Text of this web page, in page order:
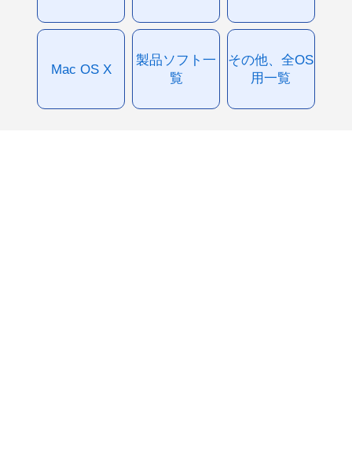
Mac OS X
製品ソフト一
覧
その他、全OS
用一覧